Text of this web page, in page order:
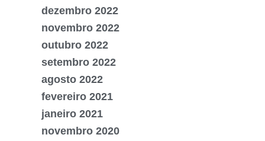
dezembro 2022
novembro 2022
outubro 2022
setembro 2022
agosto 2022
fevereiro 2021
janeiro 2021
novembro 2020